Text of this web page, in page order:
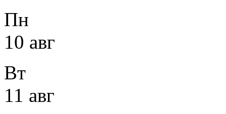
Пн
10 авг
Вт
11 авг